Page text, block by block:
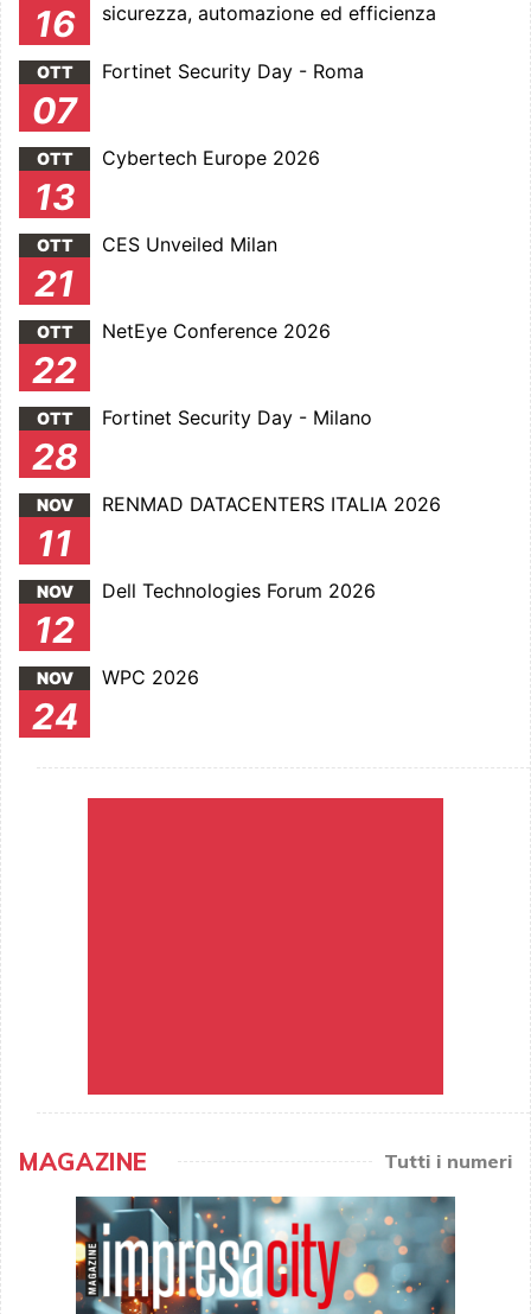
16
sicurezza, automazione ed efficienza
OTT
07
Fortinet Security Day - Roma
OTT
13
Cybertech Europe 2026
OTT
21
CES Unveiled Milan
OTT
22
NetEye Conference 2026
OTT
28
Fortinet Security Day - Milano
NOV
11
RENMAD DATACENTERS ITALIA 2026
NOV
12
Dell Technologies Forum 2026
NOV
24
WPC 2026
MAGAZINE Tutti i numeri